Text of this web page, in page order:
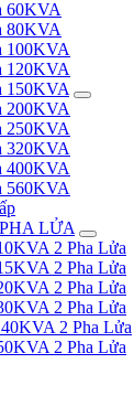
60KVA
80KVA
100KVA
120KVA
150KVA
200KVA
250KVA
320KVA
400KVA
560KVA
LỬA
2 Pha Lửa
2 Pha Lửa
2 Pha Lửa
2 Pha Lửa
2 Pha Lửa
2 Pha Lửa